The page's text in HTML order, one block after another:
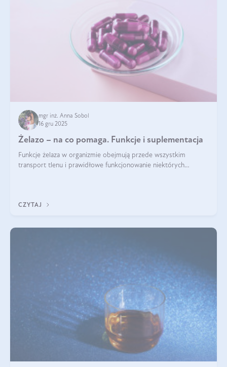
mgr inż. Anna Sobol
16 gru 2025
Żelazo – na co pomaga. Funkcje i suplementacja
Funkcje żelaza w organizmie obejmują przede wszystkim
transport tlenu i prawidłowe funkcjonowanie niektórych
CZYTAJ